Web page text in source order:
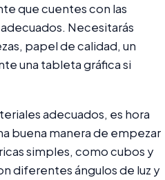
que cuentes con las
Necesitarás
papel de calidad, un
una tableta gráfica si
adecuados, es hora
buena manera de empezar
simples, como cubos y
diferentes ángulos de luz y